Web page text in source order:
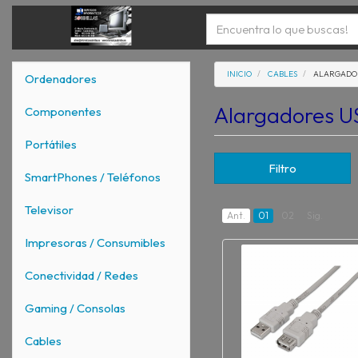
Ordenadores
Componentes
Portátiles
SmartPhones / Teléfonos
Televisor
Impresoras / Consumibles
Conectividad / Redes
Gaming / Consolas
Cables
INICIO CABLES
Alargadores
Filtro
Ant. 01